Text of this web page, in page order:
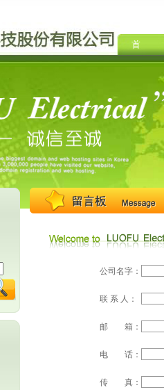
公司名字：
联 系 人：
邮 箱：
电 话：
传 真：